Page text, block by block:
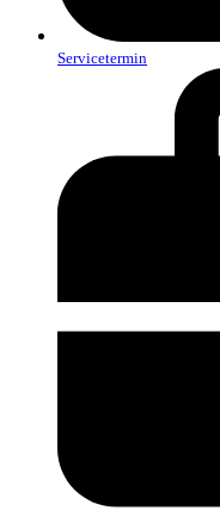
Servicetermin